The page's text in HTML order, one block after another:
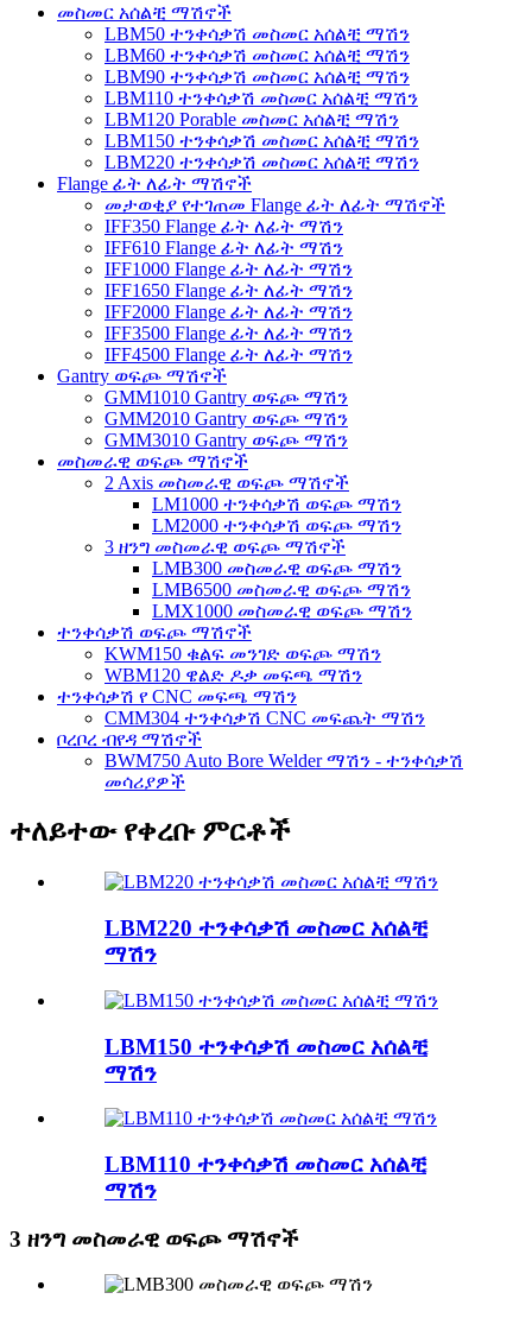
መስመር አሰልቺ ማሽኖች
LBM50 ተንቀሳቃሽ መስመር አሰልቺ ማሽን
LBM60 ተንቀሳቃሽ መስመር አሰልቺ ማሽን
LBM90 ተንቀሳቃሽ መስመር አሰልቺ ማሽን
LBM110 ተንቀሳቃሽ መስመር አሰልቺ ማሽን
LBM120 Porable መስመር አሰልቺ ማሽን
LBM150 ተንቀሳቃሽ መስመር አሰልቺ ማሽን
LBM220 ተንቀሳቃሽ መስመር አሰልቺ ማሽን
Flange ፊት ለፊት ማሽኖች
መታወቂያ የተገጠመ Flange ፊት ለፊት ማሽኖች
IFF350 Flange ፊት ለፊት ማሽን
IFF610 Flange ፊት ለፊት ማሽን
IFF1000 Flange ፊት ለፊት ማሽን
IFF1650 Flange ፊት ለፊት ማሽን
IFF2000 Flange ፊት ለፊት ማሽን
IFF3500 Flange ፊት ለፊት ማሽን
IFF4500 Flange ፊት ለፊት ማሽን
Gantry ወፍጮ ማሽኖች
GMM1010 Gantry ወፍጮ ማሽን
GMM2010 Gantry ወፍጮ ማሽን
GMM3010 Gantry ወፍጮ ማሽን
መስመራዊ ወፍጮ ማሽኖች
2 Axis መስመራዊ ወፍጮ ማሽኖች
LM1000 ተንቀሳቃሽ ወፍጮ ማሽን
LM2000 ተንቀሳቃሽ ወፍጮ ማሽን
3 ዘንግ መስመራዊ ወፍጮ ማሽኖች
LMB300 መስመራዊ ወፍጮ ማሽን
LMB6500 መስመራዊ ወፍጮ ማሽን
LMX1000 መስመራዊ ወፍጮ ማሽን
ተንቀሳቃሽ ወፍጮ ማሽኖች
KWM150 ቁልፍ መንገድ ወፍጮ ማሽን
WBM120 ዌልድ ዶቃ መፍጫ ማሽን
ተንቀሳቃሽ የ CNC መፍጫ ማሽን
CMM304 ተንቀሳቃሽ CNC መፍጨት ማሽን
ቦረቦረ ብየዳ ማሽኖች
BWM750 Auto Bore Welder ማሽን - ተንቀሳቃሽ
መሳሪያዎች
ተለይተው የቀረቡ ምርቶች
LBM220 ተንቀሳቃሽ መስመር አሰልቺ
ማሽን
LBM150 ተንቀሳቃሽ መስመር አሰልቺ
ማሽን
LBM110 ተንቀሳቃሽ መስመር አሰልቺ
ማሽን
3 ዘንግ መስመራዊ ወፍጮ ማሽኖች